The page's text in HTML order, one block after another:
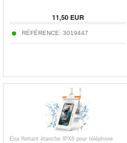
11,50EUR
RÉFÉRENCE: 3019447
Étui flottant étanche IPX8 pour téléphone